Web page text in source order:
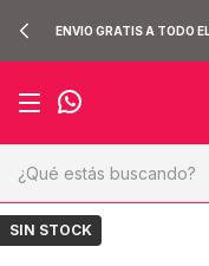
ENVIO GRATIS A TODO
SIN STOCK